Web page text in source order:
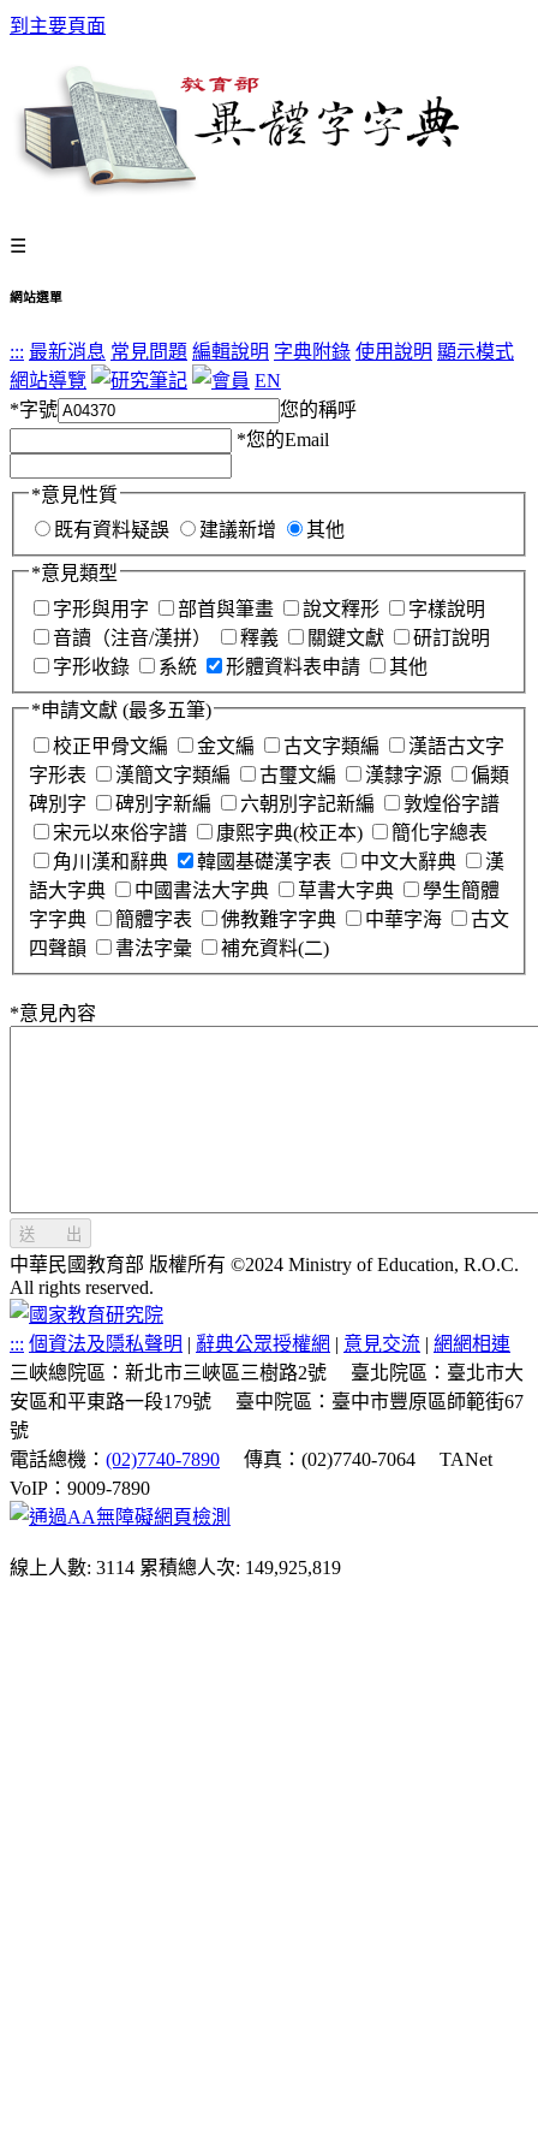
到主要頁面
☰
網站選單
::: 最新消息 常見問題 編輯說明 字典附錄 使用說明 顯示模式
網站導覽
EN
*字號
您的稱呼
*您的Email
*意見性質
既有資料疑誤
建議新增 其他
*意見類型
字形與用字
部首與筆畫 說文釋形
字樣說明
音讀（注音/漢拼）
釋義 關鍵文獻
研訂說明
字形收錄
系統 形體資料表申請 其他
*申請文獻 (最多五筆)
校正甲骨文編
金文編 古文字類編
漢語古文字
字形表
漢簡文字類編 古璽文編 漢隸字源
偏類
碑別字
碑別字新編 六朝別字記新編
敦煌俗字譜
宋元以來俗字譜
康熙字典(校正本)
簡化字總表
角川漢和辭典
韓國基礎漢字表 中文大辭典
漢
語大字典
中國書法大字典 草書大字典
學生簡體
字字典
簡體字表 佛教難字字典 中華字海
古文
四聲韻
書法字彙 補充資料(二)
*意見內容
送 出
中華民國教育部 版權所有 ©2024 Ministry of Education, R.O.C.
All rights reserved.
::: 個資法及隱私聲明 | 辭典公眾授權網 | 意見交流 | 網網相連
三峽總院區：新北市三峽區三樹路2號
臺北院區：臺北市大
安區和平東路一段179號
臺中院區：臺中市豐原區師範街67
號
電話總機： (02)7740-7890 傳真：(02)7740-7064
TANet
VoIP：9009-7890
線上人數: 3114 累積總人次: 149,925,819